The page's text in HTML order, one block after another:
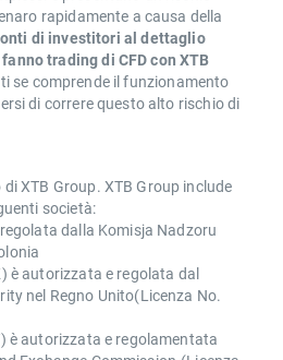
rapidamente a causa della
di investitori al dettaglio
trading di CFD con XTB
se comprende il funzionamento
di correre questo alto rischio di
XTB Group. XTB Group include
società:
dalla Komisja Nadzoru
è autorizzata e regolata dal
nel Regno Unito(Licenza No.
è autorizzata e regolamentata